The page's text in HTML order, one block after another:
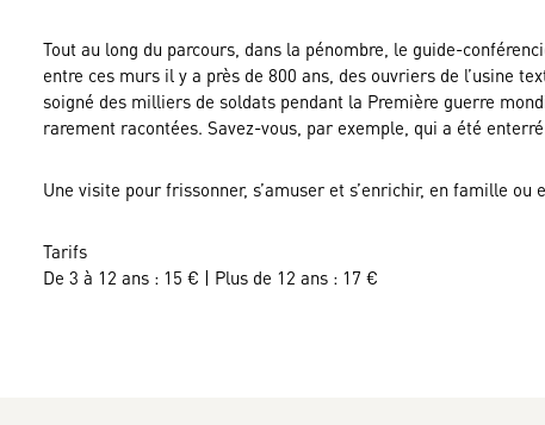
Tout au long du parcours, dans la pénombre, le guide-
entre ces murs il y a près de 800 ans, des ouvriers de l’usine
soigné des milliers de soldats pendant la Première guerre
rarement racontées. Savez-vous, par exemple, qui a été
Une visite pour frissonner, s’amuser et s’enrichir, en famille ou
Tarifs
De 3 à 12 ans : 15 € | Plus de 12 ans : 17 €